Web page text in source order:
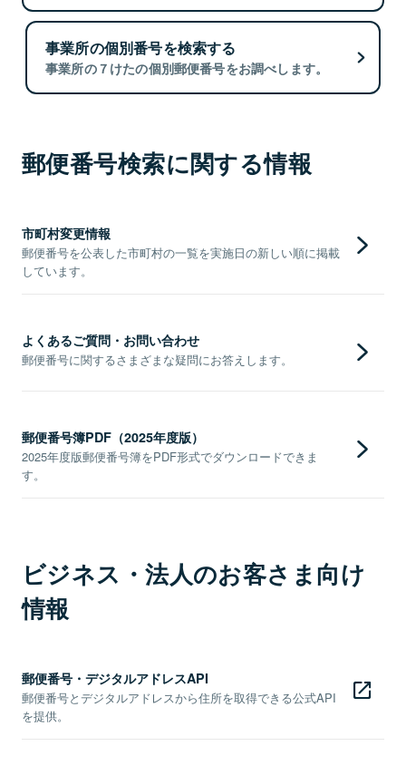
事業所の個別番号を検索する
事業所の７けたの個別郵便番号をお調べします。
郵便番号検索に関する情報
市町村変更情報
郵便番号を公表した市町村の一覧を実施日の新しい順に掲載
しています。
よくあるご質問・お問い合わせ
郵便番号に関するさまざまな疑問にお答えします。
郵便番号簿PDF（2025年度版）
2025年度版郵便番号簿をPDF形式でダウンロードできま
す。
ビジネス・法人のお客さま向け
情報
郵便番号・デジタルアドレスAPI
郵便番号とデジタルアドレスから住所を取得できる公式API
を提供。